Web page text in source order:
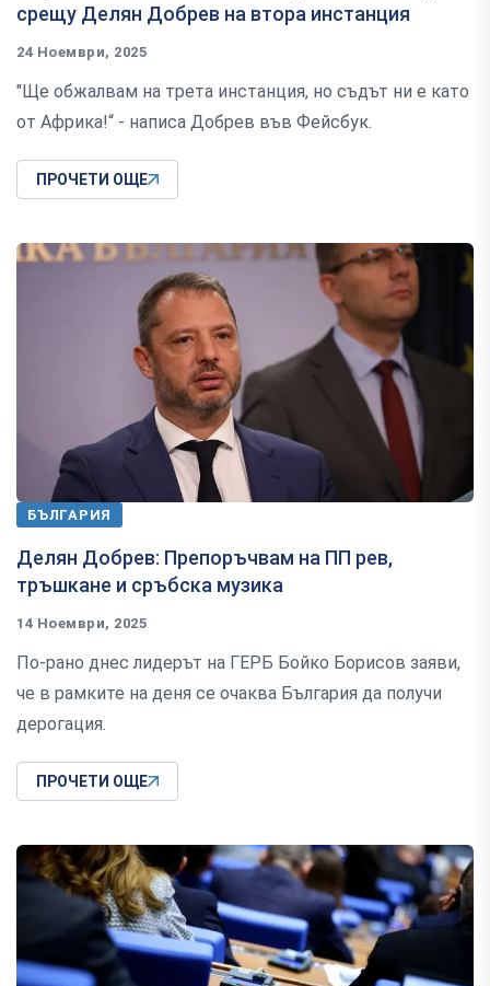
срещу Делян Добрев на втора инстанция
24 Ноември, 2025
"Ще обжалвам на трета инстанция, но съдът ни е като
от Африка!“ - написа Добрев във Фейсбук.
ПРОЧЕТИ ОЩЕ
БЪЛГАРИЯ
Делян Добрев: Препоръчвам на ПП рев,
тръшкане и сръбска музика
14 Ноември, 2025
По-рано днес лидерът на ГЕРБ Бойко Борисов заяви,
че в рамките на деня се очаква България да получи
дерогация.
ПРОЧЕТИ ОЩЕ